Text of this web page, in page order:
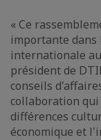
« Ce
importante dans
internationale
président de
conseils
collaboration
différences
économique et